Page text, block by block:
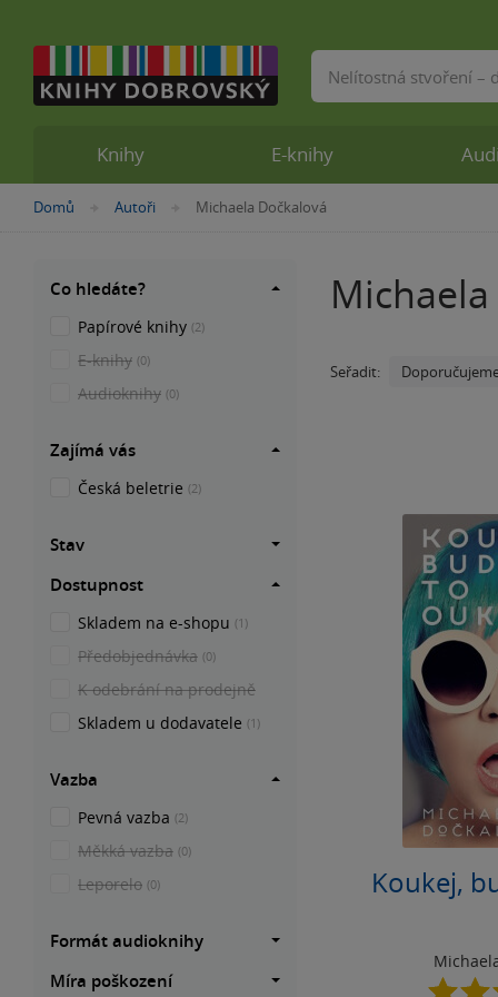
Nacházíte
Domů »Autoři »
Michaela Dočkalová
Seřadit:
Koukej,
Co hledáte?
Papírové knihy (2)
E-knihy (0)
Audioknihy (0)
Zajímá vás
Česká beletrie (2)
Stav
Dostupnost
Skladem na e-shopu (1)
Předobjednávka (0)
K odebrání na prodejně
Skladem u dodavatele (1)
Vazba
Pevná vazba (2)
Měkká vazba (0)
Leporelo (0)
Formát audioknihy
Míra poškození
Knihy E-knihy
Vyhledávání